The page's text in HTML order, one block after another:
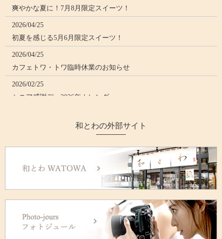
爽やかな夏に！7月8月限定スイーツ！
2026/04/25
初夏を感じる5月6月限定スイーツ！
2026/04/25
カフェトワ・トワ臨時休業のお知らせ
2026/02/25
シニア感謝デー2026年カレンダー
3月・4月限定 桜のロールケーキ🌸
和とわの外部サイト